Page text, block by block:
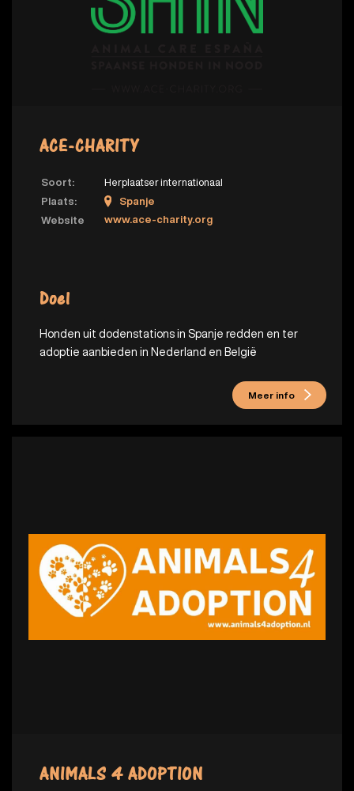
ACE-CHARITY
Soort:
Herplaatser internationaal
Plaats:
Spanje
Website
www.ace-charity.org
Doel
Honden uit dodenstations in Spanje redden en ter
adoptie aanbieden in Nederland en België
Meer info
ANIMALS 4 ADOPTION